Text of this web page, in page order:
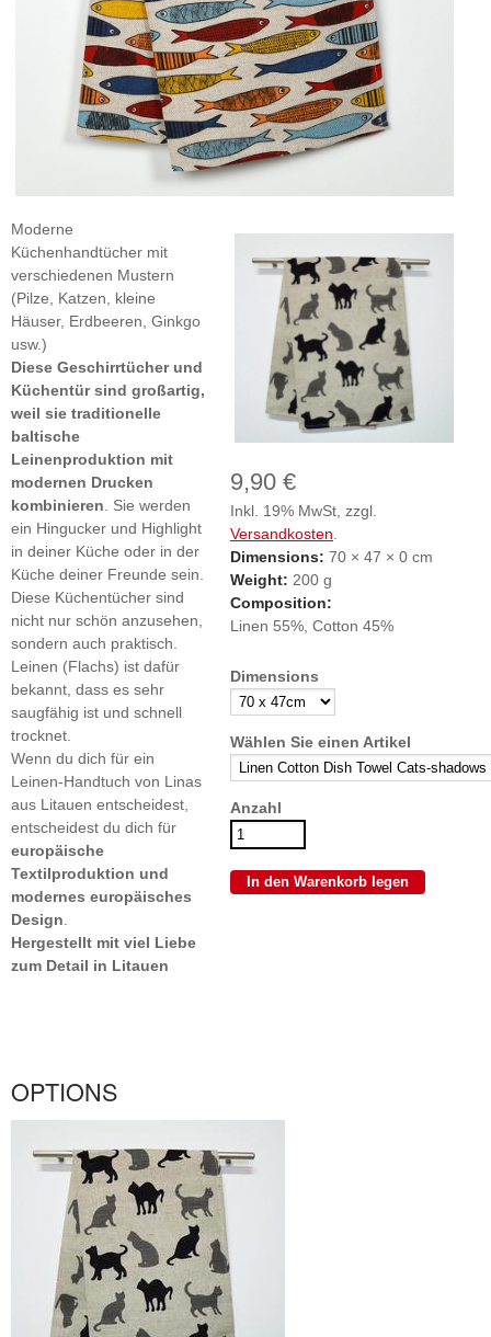
Moderne
Küchenhandtücher mit
verschiedenen Mustern
(Pilze, Katzen, kleine
Häuser, Erdbeeren, Ginkgo
usw.)
Diese Geschirrtücher und
Küchentür sind großartig,
weil sie traditionelle
baltische
Leinenproduktion mit
modernen Drucken
kombinieren. Sie werden
ein Hingucker und Highlight
in deiner Küche oder in der
Küche deiner Freunde sein.
Diese Küchentücher sind
nicht nur schön anzusehen,
sondern auch praktisch.
Leinen (Flachs) ist dafür
bekannt, dass es sehr
saugfähig ist und schnell
trocknet.
Wenn du dich für ein
Leinen-Handtuch von Linas
aus Litauen entscheidest,
entscheidest du dich für
europäische
Textilproduktion und
modernes europäisches
Design.
Hergestellt mit viel Liebe
zum Detail in Litauen
9,90 €
Inkl. 19% MwSt, zzgl.
Versandkosten.
Dimensions: 70 × 47 × 0 cm
Weight: 200 g
Composition:
Linen 55%, Cotton 45%
Dimensions
Wählen Sie einen Artikel
Anzahl
OPTIONS